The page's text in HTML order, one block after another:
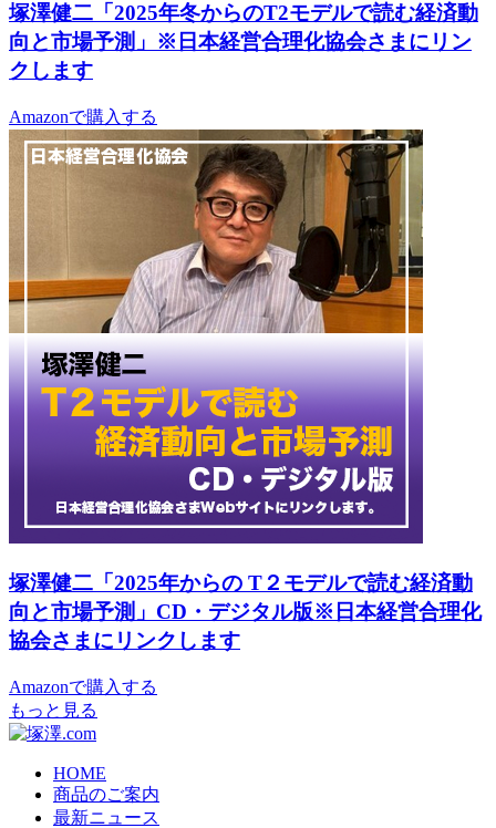
塚澤健二「2025年冬からのT2モデルで読む経済動
向と市場予測」※日本経営合理化協会さまにリン
クします
Amazonで購入する
塚澤健二「2025年からの T２モデルで読む経済動
向と市場予測」CD・デジタル版※日本経営合理化
協会さまにリンクします
Amazonで購入する
もっと見る
HOME
商品のご案内
最新ニュース